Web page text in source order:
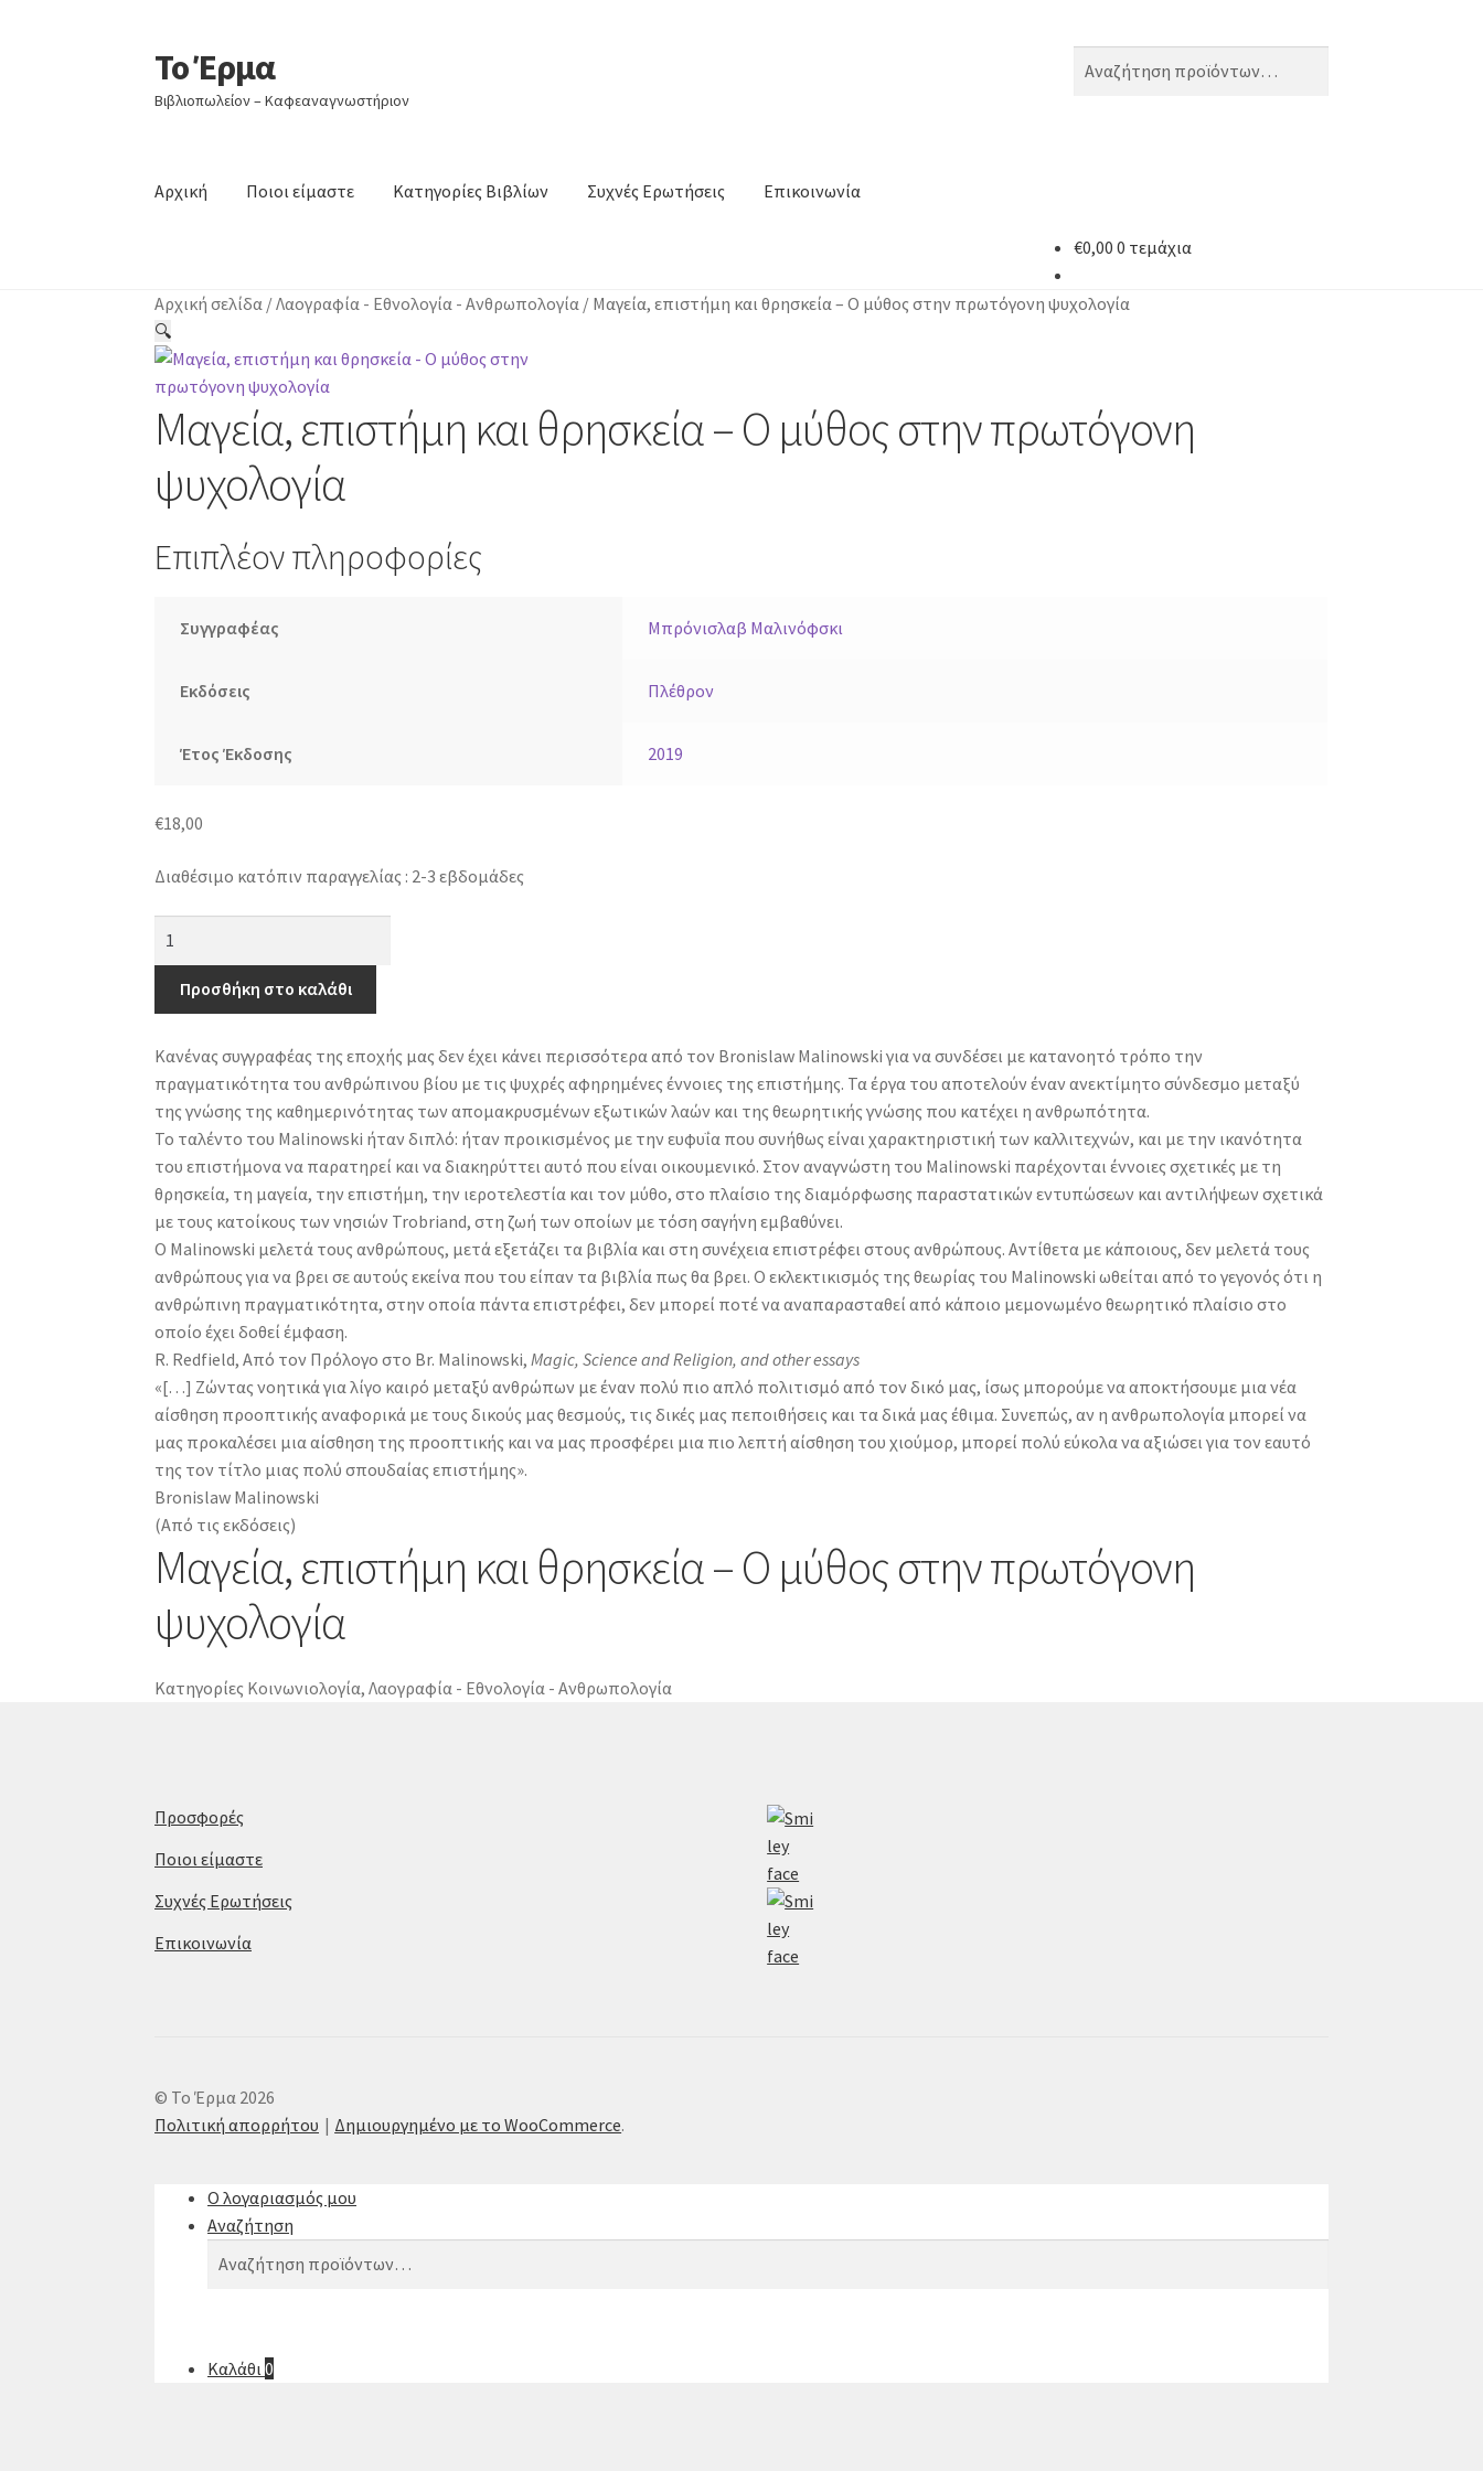
Απευθείας
μετάβαση
στην
Μετάβαση
σε
περιεχόμενο
Το Έρμα
Βιβλιοπωλείον – Καφεαναγνωστήριον
Αναζήτηση
Αναζήτηση
Αρχική Ποιοι είμαστε Κατηγορίες Βιβλίων Συχνές Ερωτήσεις Επικοινωνία
€0,00 0 τεμάχια
Αρχική σελίδα /Λαογραφία - Εθνολογία - Ανθρωπολογία / Μαγεία, επιστήμη και θρησκεία – Ο μύθος στην πρωτόγονη ψυχολογία
🔍
Μαγεία, επιστήμη και θρησκεία – Ο μύθος στην πρωτόγονη
ψυχολογία
Επιπλέον πληροφορίες
Συγγραφέας Μπρόνισλαβ Μαλινόφσκι
Εκδόσεις Πλέθρον
Έτος Έκδοσης 2019
€18,00
Διαθέσιμο κατόπιν παραγγελίας : 2-3 εβδομάδες
θρησκεία
Ο
μύθος
στην
πρωτόγονη
ψυχολογία
ποσότητα
Προσθήκη στο καλάθι
Κανένας συγγραφέας της εποχής μας δεν έχει κάνει περισσότερα από τον Bronislaw Malinowski για να συνδέσει με κατανοητό τρόπο την
πραγματικότητα του ανθρώπινου βίου με τις ψυχρές αφηρημένες έννοιες της επιστήμης. Τα έργα του αποτελούν έναν ανεκτίμητο σύνδεσμο μεταξύ
της γνώσης της καθημερινότητας των απομακρυσμένων εξωτικών λαών και της θεωρητικής γνώσης που κατέχει η ανθρωπότητα.
Το ταλέντο του Malinowski ήταν διπλό: ήταν προικισμένος με την ευφυΐα που συνήθως είναι χαρακτηριστική των καλλιτεχνών, και με την ικανότητα
του επιστήμονα να παρατηρεί και να διακηρύττει αυτό που είναι οικουμενικό. Στον αναγνώστη του Malinowski παρέχονται έννοιες σχετικές με τη
θρησκεία, τη μαγεία, την επιστήμη, την ιεροτελεστία και τον μύθο, στο πλαίσιο της διαμόρφωσης παραστατικών εντυπώσεων και αντιλήψεων σχετικά
με τους κατοίκους των νησιών Trobriand, στη ζωή των οποίων με τόση σαγήνη εμβαθύνει.
Ο Malinowski μελετά τους ανθρώπους, μετά εξετάζει τα βιβλία και στη συνέχεια επιστρέφει στους ανθρώπους. Αντίθετα με κάποιους, δεν μελετά τους
ανθρώπους για να βρει σε αυτούς εκείνα που του είπαν τα βιβλία πως θα βρει. Ο εκλεκτικισμός της θεωρίας του Malinowski ωθείται από το γεγονός ότι η
ανθρώπινη πραγματικότητα, στην οποία πάντα επιστρέφει, δεν μπορεί ποτέ να αναπαρασταθεί από κάποιο μεμονωμένο θεωρητικό πλαίσιο στο
οποίο έχει δοθεί έμφαση.
R. Redfield, Από τον Πρόλογο στο Βr. Malinowski,Magic, Science and Religion, and other essays
«[…] Ζώντας νοητικά για λίγο καιρό μεταξύ ανθρώπων με έναν πολύ πιο απλό πολιτισμό από τον δικό μας, ίσως μπορούμε να αποκτήσουμε μια νέα
αίσθηση προοπτικής αναφορικά με τους δικούς μας θεσμούς, τις δικές μας πεποιθήσεις και τα δικά μας έθιμα. Συνεπώς, αν η ανθρωπολογία μπορεί να
μας προκαλέσει μια αίσθηση της προοπτικής και να μας προσφέρει μια πιο λεπτή αίσθηση του χιούμορ, μπορεί πολύ εύκολα να αξιώσει για τον εαυτό
της τον τίτλο μιας πολύ σπουδαίας επιστήμης».
Bronislaw Malinowski
(Από τις εκδόσεις)
Μαγεία, επιστήμη και θρησκεία – Ο μύθος στην πρωτόγονη
ψυχολογία
Κατηγορίες Κοινωνιολογία,Λαογραφία - Εθνολογία - Ανθρωπολογία
Προσφορές
Ποιοι είμαστε
Συχνές Ερωτήσεις
Επικοινωνία
© Το Έρμα 2026
Πολιτική απορρήτου
Δημιουργημένο με το WooCommerce.
Ο λογαριασμός μου
Αναζήτηση
Αναζήτηση
Αναζήτηση
Καλάθι0